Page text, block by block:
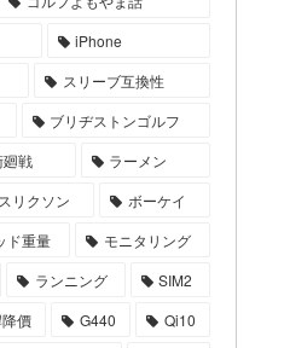
iPhone
スリーブ互換性
ブリヂストンゴルフ
廻戦
ラーメン
スリクソン
ボーケイ
ド重量
モニタリング
ランニング
SIM2
價 G440
Qi10